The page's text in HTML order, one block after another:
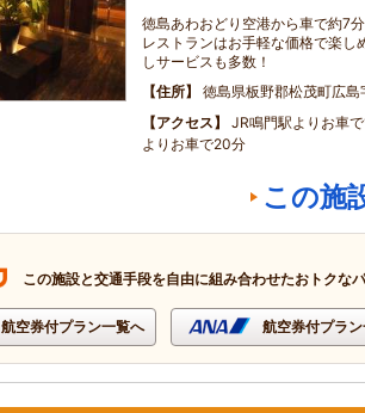
徳島あわおどり空港から車で約7
レストランはお手軽な価格で楽し
しサービスも多数！
住所
徳島県板野郡松茂町広
アクセス
JR鳴門駅よりお車
よりお車で20分
この施
この施設と交通手段を自由に組み合わせたおトクな
航空券付プラン一覧へ 航空券付プラ